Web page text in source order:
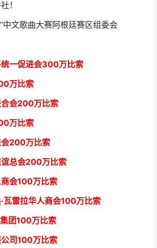
！
中文歌曲大赛阿根廷赛区组委会
统一促进会300万比索
万比索
合会200万比索
万比索
200万比索
总会200万比索
会100万比索
瓦雷拉华人商会100万比索
团100万比索
司100万比索